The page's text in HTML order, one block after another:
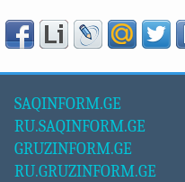
SAQINFORM.GE
RU.SAQINFORM.GE
GRUZINFORM.GE
RU.GRUZINFORM.GE